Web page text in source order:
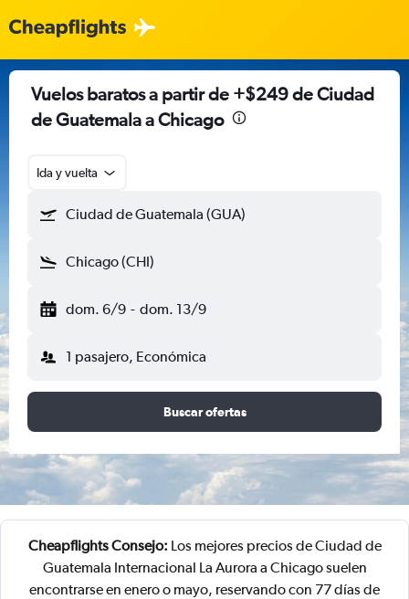
Vuelos baratos a partir de +$249 de Ciudad
de Guatemala a Chicago
Ida y vuelta
Ciudad de Guatemala (GUA)
Chicago (CHI)
dom. 6/9 - dom. 13/9
1 pasajero, Económica
Buscar ofertas
Cheapflights Consejo: Los mejores precios de Ciudad de
Guatemala Internacional La Aurora a Chicago suelen
encontrarse en enero o mayo, reservando con 77 días de